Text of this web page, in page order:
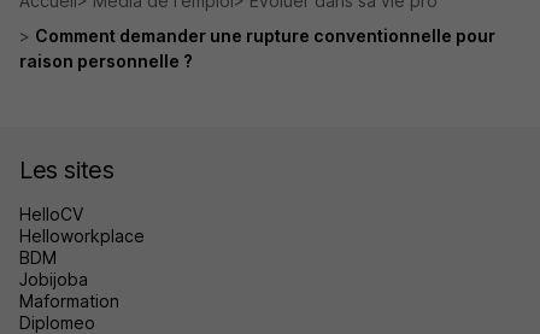
Comment demander une rupture conventionnelle pour
raison personnelle ?
Les sites
HelloCV
Helloworkplace
BDM
Jobijoba
Maformation
Diplomeo